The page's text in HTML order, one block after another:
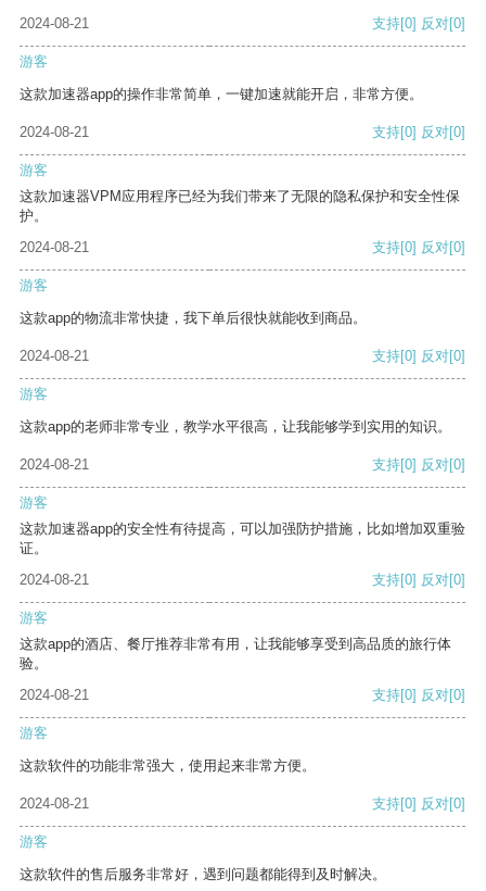
2024-08-21 支持[0] 反对[0]
游客
这款加速器app的操作非常简单，一键加速就能开启，非常方便。
2024-08-21 支持[0] 反对[0]
游客
这款加速器VPM应用程序已经为我们带来了无限的隐私保护和安全性保
护。
2024-08-21
支持[0] 反对[0]
游客
这款app的物流非常快捷，我下单后很快就能收到商品。
2024-08-21 支持[0] 反对[0]
游客
这款app的老师非常专业，教学水平很高，让我能够学到实用的知识。
2024-08-21 支持[0] 反对[0]
游客
这款加速器app的安全性有待提高，可以加强防护措施，比如增加双重验
证。
2024-08-21
支持[0] 反对[0]
游客
这款app的酒店、餐厅推荐非常有用，让我能够享受到高品质的旅行体
验。
2024-08-21
支持[0] 反对[0]
游客
这款软件的功能非常强大，使用起来非常方便。
2024-08-21 支持[0] 反对[0]
游客
这款软件的售后服务非常好，遇到问题都能得到及时解决。